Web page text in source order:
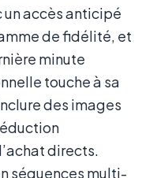
accès anticipé
de fidélité, et
minute
touche à sa
des images
directs.
séquences multi-